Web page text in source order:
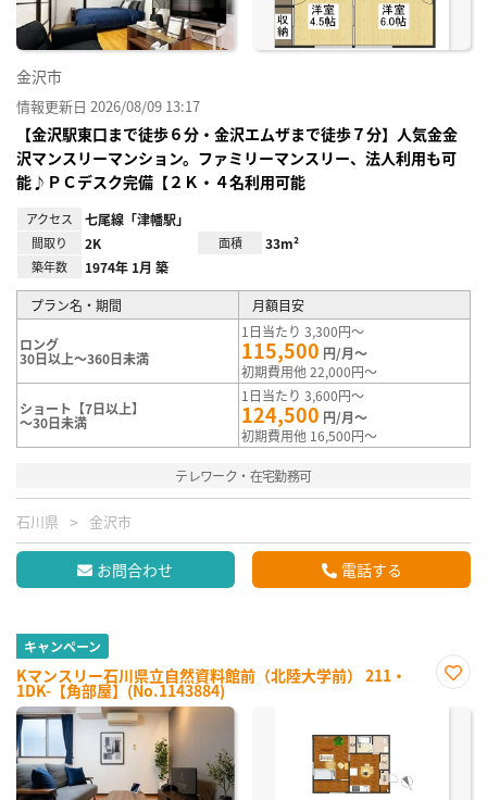
金沢市
情報更新日 2026/08/09 13:17
【金沢駅東口まで徒歩６分・金沢エムザまで徒歩７分】人気金金
沢マンスリーマンション。ファミリーマンスリー、法人利用も可
能♪ＰＣデスク完備【２Ｋ・４名利用可能
アクセス 七尾線「津幡駅」
間取り 2K 面積 33m²
築年数 1974年 1月 築
プラン名・期間 月額目安
ロング
30日以上～360日未満
1日当たり 3,300円～
115,500 円/月～
初期費用他 22,000円～
ショート【7日以上】
～30日未満
1日当たり 3,600円～
124,500 円/月～
初期費用他 16,500円～
テレワーク・在宅勤務可
石川県 金沢市
お問合わせ 電話する
キャンペーン
Kマンスリー石川県立自然資料館前（北陸大学前） 211・
1DK-【角部屋】(No.1143884)
に入